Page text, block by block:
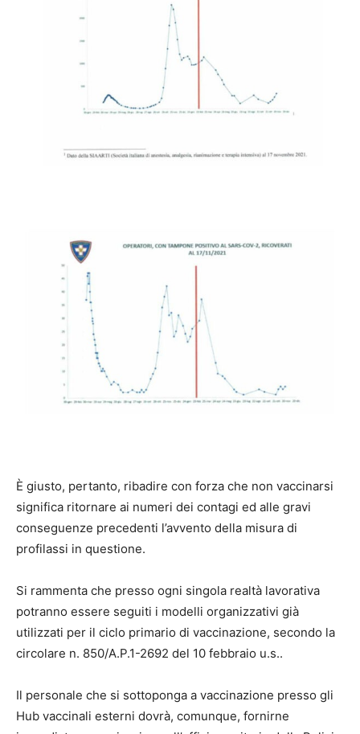
È giusto, pertanto, ribadire con forza che non vaccinarsi
significa ritornare ai numeri dei contagi ed alle gravi
conseguenze precedenti l’avvento della misura di
profilassi in questione.
Si rammenta che presso ogni singola realtà lavorativa
potranno essere seguiti i modelli organizzativi già
utilizzati per il ciclo primario di vaccinazione, secondo la
circolare n. 850/A.P.1-2692 del 10 febbraio u.s..
Il personale che si sottoponga a vaccinazione presso gli
Hub vaccinali esterni dovrà, comunque, fornirne